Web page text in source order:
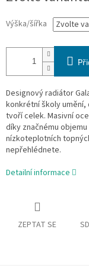
Výška/šířka
Designový radiátor
konkrétní školy umění,
tvoří celek. Masivní
díky značnému
nízkoteplotních
nepřehlédnete.
Detailní informace
ZEPTAT SE